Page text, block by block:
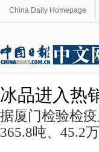
China Daily Homepage
冰品进入热
据厦门检验检
365.8吨、45.2